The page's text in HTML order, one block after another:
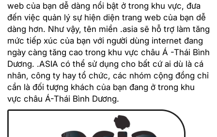
web của bạn dễ dàng nổi bật ở trong khu vực, đưa
đến việc quản lý sự hiện diện trang web của bạn dễ
dàng hơn. Như vậy, tên miền .asia sẽ hỗ trợ làm tăng
mức tiếp xúc của bạn với người dùng internet đang
ngày càng tăng cao trong khu vực châu Á -Thái Bình
Dương. .ASIA có thể sử dụng cho bất cứ ai dù là cá
nhân, công ty hay tổ chức, các nhóm cộng đồng chỉ
cần là đối tượng khách của bạn đang ở trong khu
vực châu Á-Thái Bình Dương.